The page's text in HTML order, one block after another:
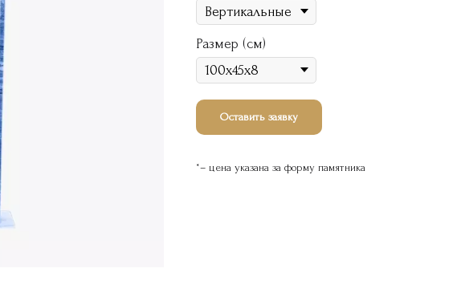
Размер (см)
Оставить заявку
*– цена указана за форму памятника